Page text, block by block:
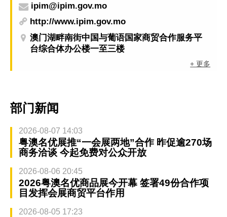
ipim@ipim.gov.mo
http://www.ipim.gov.mo
澳门湖畔南街中国与葡语国家商贸合作服务平
台综合体办公楼一至三楼
+ 更多
部门新闻
2026-08-07 14:03
粤澳名优展推“一会展两地”合作 昨促逾270场
商务洽谈 今起免费对公众开放
2026-08-06 20:45
2026粤澳名优商品展今开幕 签署49份合作项
目发挥会展商贸平台作用
2026-08-05 17:23